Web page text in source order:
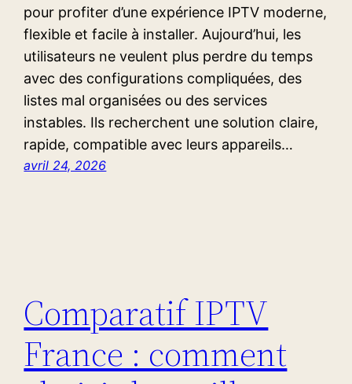
pour profiter d’une expérience IPTV moderne,
flexible et facile à installer. Aujourd’hui, les
utilisateurs ne veulent plus perdre du temps
avec des configurations compliquées, des
listes mal organisées ou des services
instables. Ils recherchent une solution claire,
rapide, compatible avec leurs appareils…
avril 24, 2026
Comparatif IPTV
France : comment